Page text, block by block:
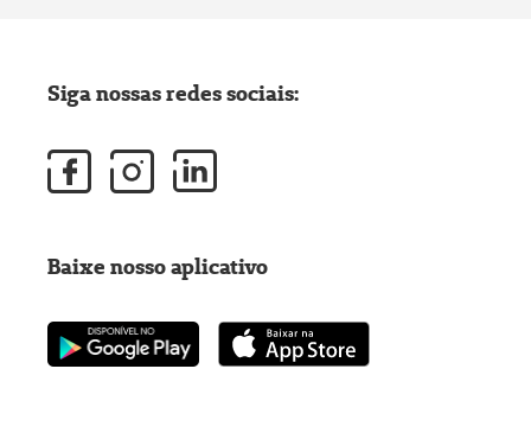
Siga nossas redes sociais:
Baixe nosso aplicativo